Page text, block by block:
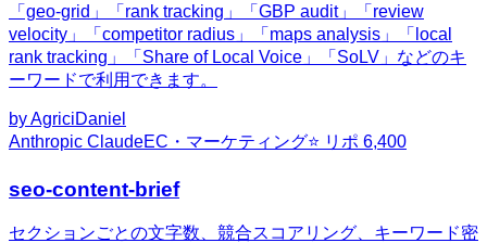
「geo-grid」「rank tracking」「GBP audit」「review
velocity」「competitor radius」「maps analysis」「local
rank tracking」「Share of Local Voice」「SoLV」などのキ
ーワードで利用できます。
byAgriciDaniel
Anthropic ClaudeEC・マーケティング⭐ リポ 6,400
seo-content-brief
セクションごとの文字数、競合スコアリング、キーワード密